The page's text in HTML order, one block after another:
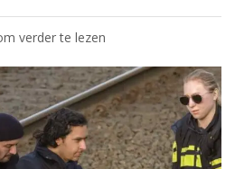
verder te lezen